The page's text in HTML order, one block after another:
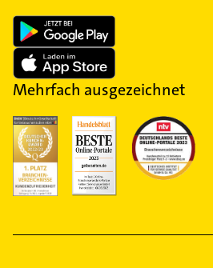
Mehrfach ausgezeichnet